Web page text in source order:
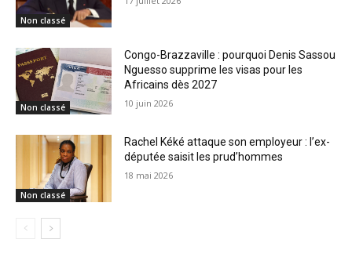
Non classé
Non classé
Congo-Brazzaville : pourquoi Denis Sassou
Nguesso supprime les visas pour les
Africains dès 2027
10 juin 2026
Non classé
Rachel Kéké attaque son employeur : l’ex-
députée saisit les prud’hommes
18 mai 2026